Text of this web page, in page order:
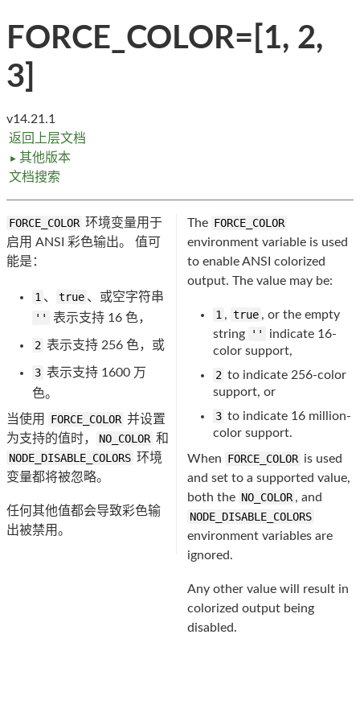
FORCE_COLOR=[1, 2,
3]
v14.21.1
返回上层文档
► 其他版本
文档搜索
FORCE_COLOR 环境变量用于
启用 ANSI 彩色输出。 值可
能是：
1 、 true 、或空字符串
''
表示支持 16 色，
2 表示支持 256 色，或
3 表示支持 1600 万
色。
当使用
FORCE_COLOR 并设置
为支持的值时，
NO_COLOR 和
NODE_DISABLE_COLORS 环境
变量都将被忽略。
任何其他值都会导致彩色输
出被禁用。
The FORCE_COLOR
environment variable is used
to enable ANSI colorized
output. The value may be:
1 , true , or the empty
string
''
indicate 16-
color support,
2 to indicate 256-color
support, or
3 to indicate 16 million-
color support.
When FORCE_COLOR is used
and set to a supported value,
both the NO_COLOR , and
NODE_DISABLE_COLORS
environment variables are
ignored.
Any other value will result in
colorized output being
disabled.